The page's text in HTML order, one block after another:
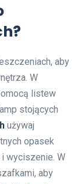
aby
W
listew
stojących
używaj
opasek
wyciszenie. W
aby